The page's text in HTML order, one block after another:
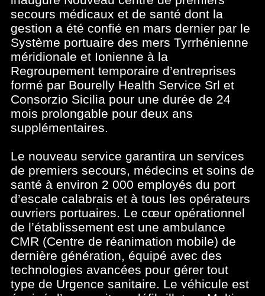
secours médicaux et de santé dont la
gestion a été confié en mars dernier par le
Système portuaire des mers Tyrrhénienne
méridionale et Ionienne à la
Regroupement temporaire d’entreprises
formé par Bourelly Health Service Srl et
Consorzio Sicilia pour une durée de 24
mois prolongable pour deux ans
supplémentaires.
Le nouveau service garantira un services
de premiers secours, médecins et soins de
santé à environ 2 000 employés du port
d’escale calabrais et à tous les opérateurs
ouvriers portuaires. Le cœur opérationnel
de l’établissement est une ambulance
CMR (Centre de réanimation mobile) de
dernière génération, équipé avec des
technologies avancées pour gérer tout
type de Urgence sanitaire. Le véhicule est